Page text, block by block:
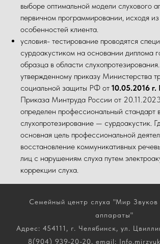
выборе оптимальной модели слухового
первичном программировании, исходя
особенностей клиента.
условия- тестирование проводятся
сурдоакустиком на основании диплома
образца в области
утвержденному приказу Министерства
социальной защиты РФ от 10.05.2016
Приказа Минтруда России от
определен профессиональный стандарт
слухопротезирование — сурдоакустик.
основная цель профессиональной
восстановление коммуникативных
лиц с нарушениям слуха путем
коррекции слуха.
Семейный центр слуха "Мир
аппараты"
Адрес: 454111, г. Челябинск, ул.
8(904) 939-20-20, email: